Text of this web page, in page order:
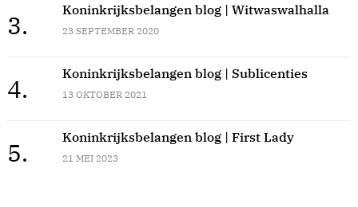
3.
Koninkrijksbelangen blog | Witwaswalhalla
23 SEPTEMBER 2020
4.
Koninkrijksbelangen blog | Sublicenties
13 OKTOBER 2021
5.
Koninkrijksbelangen blog | First Lady
21 MEI 2023